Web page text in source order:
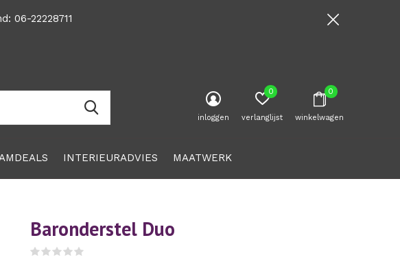
INTERIEURADVIES MAATWERK
inloggen verlanglijst
0
winkelwagen
0
06-22228711
Baronderstel Duo